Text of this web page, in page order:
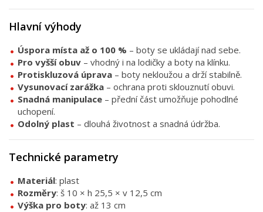
Hlavní výhody
Úspora místa až o 100 % – boty se ukládají nad sebe.
Pro vyšší obuv – vhodný i na lodičky a boty na klínku.
Protiskluzová úprava – boty nekloužou a drží stabilně.
Vysunovací zarážka – ochrana proti sklouznutí obuvi.
Snadná manipulace – přední část umožňuje pohodlné
uchopení.
Odolný plast – dlouhá životnost a snadná údržba.
Technické parametry
Materiál: plast
Rozměry: š 10 × h 25,5 × v 12,5 cm
Výška pro boty: až 13 cm